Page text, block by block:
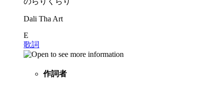
Dali Tha Art
E
歌詞
作詞者